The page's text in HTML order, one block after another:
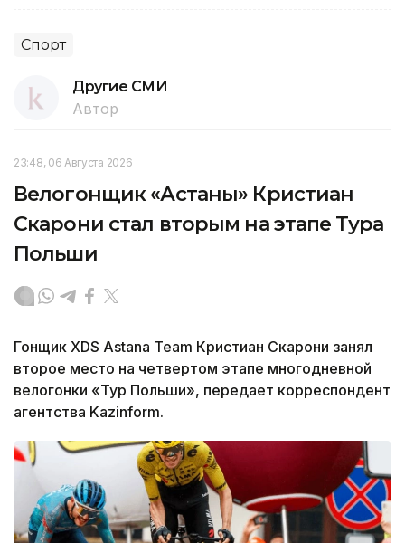
Спорт
Другие СМИ
Автор
23:48, 06 Августа 2026
Велогонщик «Астаны» Кристиан
Скарони стал вторым на этапе Тура
Польши
Гонщик XDS Astana Team Кристиан Скарони занял
второе место на четвертом этапе многодневной
велогонки «Тур Польши», передает корреспондент
агентства Kazinform.